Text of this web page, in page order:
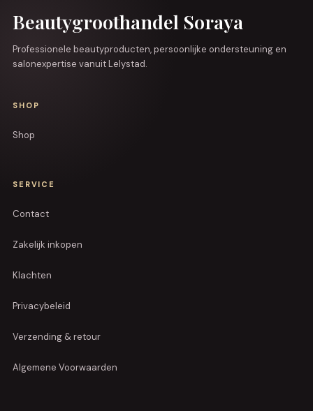
Beautygroothandel Soraya
Professionele beautyproducten, persoonlijke ondersteuning en
salonexpertise vanuit Lelystad.
SHOP
Shop
SERVICE
Contact
Zakelijk inkopen
Klachten
Privacybeleid
Verzending & retour
Algemene Voorwaarden